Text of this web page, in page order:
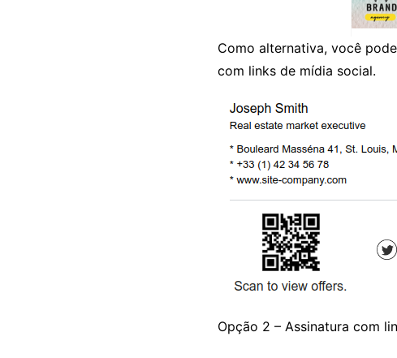
Como alternativa, você
com links de mídia social.
Opção 2 – Assinatura com